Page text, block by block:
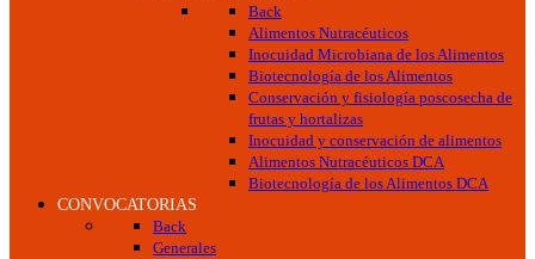
Back
Alimentos Nutracéuticos
Inocuidad Microbiana de los Alimentos
Biotecnología de los Alimentos
Conservación y fisiología poscosecha de
frutas y hortalizas
Inocuidad y conservación de alimentos
Alimentos Nutracéuticos DCA
Biotecnología de los Alimentos DCA
CONVOCATORIAS
Back
Generales